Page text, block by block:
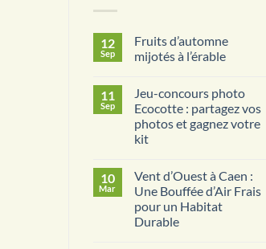
12
Sep
Fruits d’automne
mijotés à l’érable
sur
Fruits
d’automne
mijotés
à
l’érable
11
Sep
Jeu-concours photo
Ecocotte : partagez vos
photos et gagnez votre
kit
sur
Jeu-
concours
photo
Ecocotte
10
Mar
Vent d’Ouest à Caen :
Une Bouffée d’Air Frais
pour un Habitat
Durable